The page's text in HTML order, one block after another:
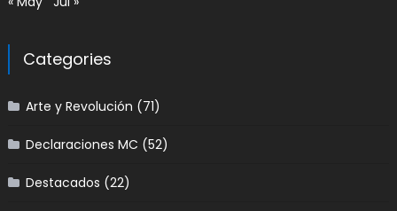
Categories
Arte y Revolución (71)
Declaraciones MC (52)
Destacados (22)